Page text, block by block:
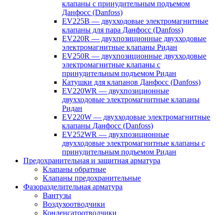
клапаны с принудительным подъемом
Данфосс (Danfoss)
EV225B — двухходовые электромагнитные
клапаны для пара Данфосс (Danfoss)
EV220R — двухпозиционные двухходовые
электромагнитные клапаны Ридан
EV250R — двухпозиционные двухходовые
электромагнитные клапаны с
принудительным подъемом Ридан
Катушки для клапанов Данфосс (Danfoss)
EV220WR — двухпозиционные
двухходовые электромагнитные клапаны
Ридан
EV220W — двухходовые электромагнитные
клапаны Данфосс (Danfoss)
EV252WR — двухпозиционные
двухходовые электромагнитные клапаны с
принудительным подъемом Ридан
Предохранительная и защитная арматура
Клапаны обратные
Клапаны предохранительные
Фазоразделительная арматура
Вантузы
Воздухоотводчики
Конденсатоотводчики